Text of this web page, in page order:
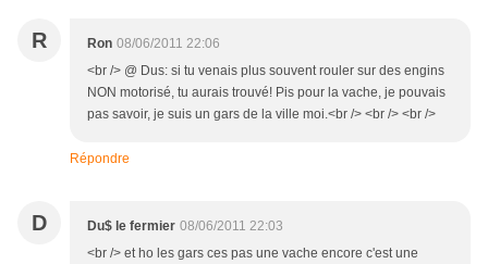
R Ron 08/06/2011 22:06
<br /> @ Dus: si tu venais plus souvent rouler sur des engins
NON motorisé, tu aurais trouvé! Pis pour la vache, je pouvais
pas savoir, je suis un gars de la ville moi.<br /> <br /> <br />
Répondre
D Du$ le fermier 08/06/2011 22:03
<br /> et ho les gars ces pas une vache encore c'est une